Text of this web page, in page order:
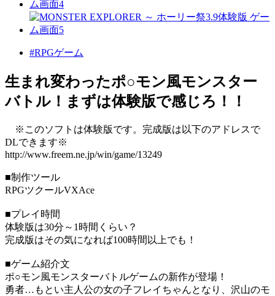
#RPGゲーム
生まれ変わったポ○モン風モンスター
バトル！まずは体験版で感じろ！！
※このソフトは体験版です。完成版は以下のアドレスで
DLできます※
http://www.freem.ne.jp/win/game/13249
■制作ツール
RPGツクールVXAce
■プレイ時間
体験版は30分～1時間くらい？
完成版はその気になれば100時間以上でも！
■ゲーム紹介文
ポ○モン風モンスターバトルゲームの新作が登場！
勇者…もとい主人公の女の子フレイちゃんとなり、沢山のモ